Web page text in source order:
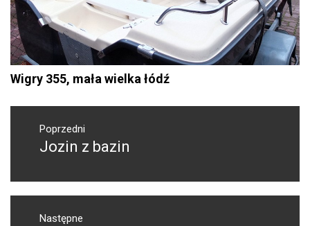
Wigry 355, mała wielka łódź
Nawigacja
wpisuPoprzedni
Poprzedni
Jozin z bazin
Następne